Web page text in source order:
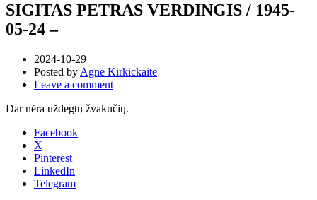
SIGITAS PETRAS VERDINGIS / 1945-
05-24 –
2024-10-29
Posted by Agne Kirkickaite
Leave a comment
Dar nėra uždegtų žvakučių.
Facebook
X
Pinterest
LinkedIn
Telegram